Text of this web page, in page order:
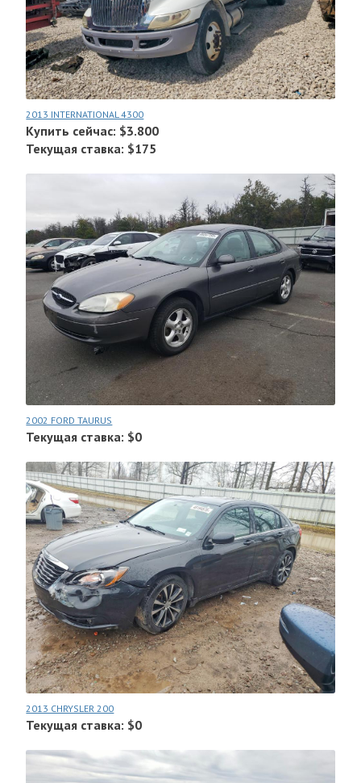
2013 INTERNATIONAL 4300
Купить сейчас: $3.800
Текущая ставка: $175
2002 FORD TAURUS
Текущая ставка: $0
2013 CHRYSLER 200
Текущая ставка: $0